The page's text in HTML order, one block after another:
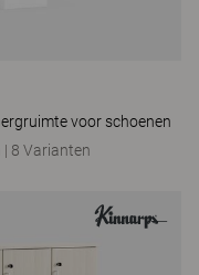
voor schoenen
| 8 Varianten